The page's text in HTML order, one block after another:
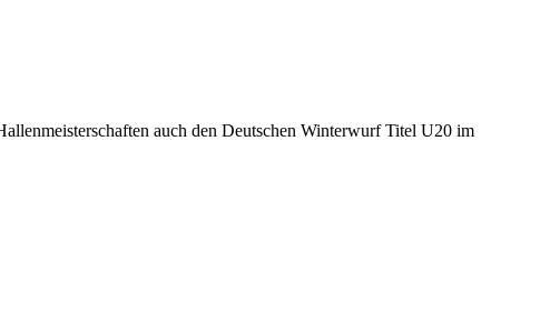
auch den Deutschen Winterwurf Titel U20 im